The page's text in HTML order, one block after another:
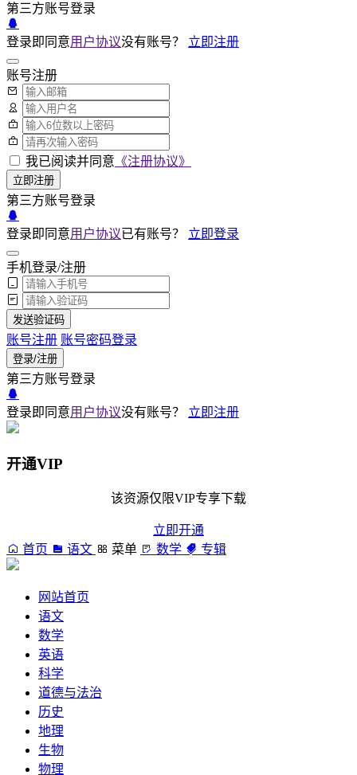
第三方账号登录
登录即同意用户协议没有账号？ 立即注册
账号注册
我已阅读并同意 《注册协议》
立即注册
第三方账号登录
登录即同意用户协议已有账号？ 立即登录
手机登录/注册
发送验证码
账号注册 账号密码登录
登录/注册
第三方账号登录
登录即同意用户协议没有账号？ 立即注册
开通VIP
该资源仅限VIP专享下载
立即开通
首页
语文 菜单 数学 专辑
网站首页
语文
数学
英语
科学
道德与法治
历史
地理
生物
物理